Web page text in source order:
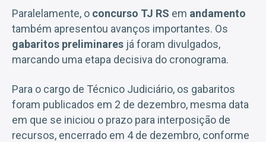
Paralelamente, o concurso TJ RS em andamento
também apresentou avanços importantes. Os
gabaritos preliminares já foram divulgados,
marcando uma etapa decisiva do cronograma.
Para o cargo de Técnico Judiciário, os gabaritos
foram publicados em 2 de dezembro, mesma data
em que se iniciou o prazo para interposição de
recursos, encerrado em 4 de dezembro, conforme